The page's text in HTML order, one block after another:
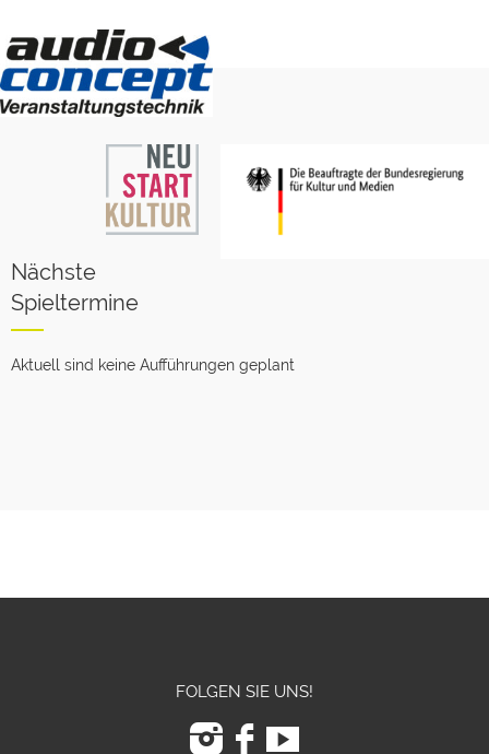
Nächste
Spieltermine
Aktuell sind keine Aufführungen geplant
FOLGEN SIE UNS!